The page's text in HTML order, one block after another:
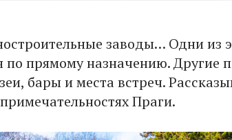
заводы… Одни из
по прямому назначению. Другие
бары и места встреч.
Праги.